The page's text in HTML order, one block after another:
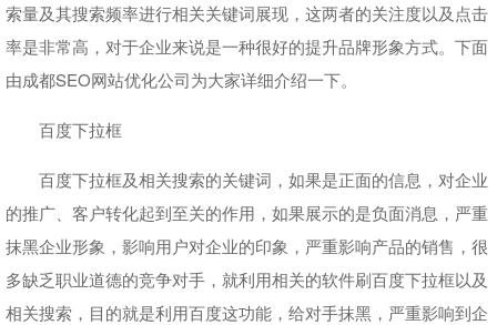
索量及其搜索频率进行相关关键词展现，这两者的关注度以及点击
率是非常高，对于企业来说是一种很好的提升品牌形象方式。下面
由成都SEO网站优化公司为大家详细介绍一下。
百度下拉框
百度下拉框及相关搜索的关键词，如果是正面的信息，对企业
的推广、客户转化起到至关的作用，如果展示的是负面消息，严重
抹黑企业形象，影响用户对企业的印象，严重影响产品的销售，很
多缺乏职业道德的竞争对手，就利用相关的软件刷百度下拉框以及
相关搜索，目的就是利用百度这功能，给对手抹黑，严重影响到企